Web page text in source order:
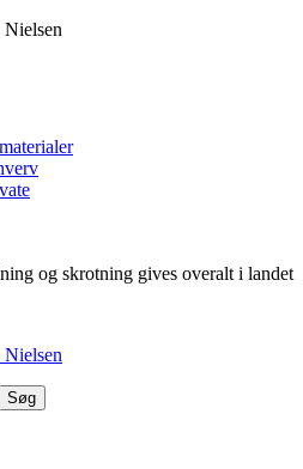
og skrotning gives overalt i landet